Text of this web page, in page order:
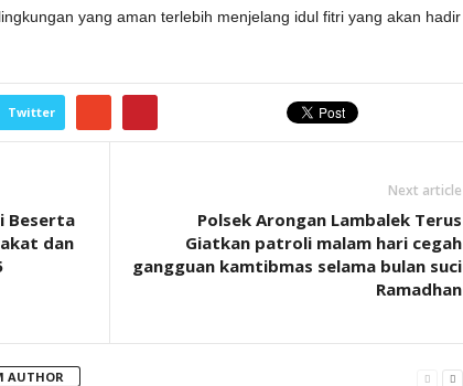
yang aman terlebih menjelang idul fitri yang akan hadir
Twitter
Beserta
dan
Next article
Polsek Arongan Lambalek Terus
Giatkan patroli malam hari cegah
gangguan kamtibmas selama bulan suci
Ramadhan
AUTHOR